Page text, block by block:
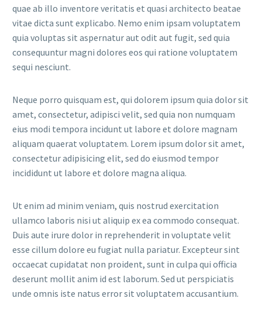
quae ab illo inventore veritatis et quasi architecto beatae
vitae dicta sunt explicabo. Nemo enim ipsam voluptatem
quia voluptas sit aspernatur aut odit aut fugit, sed quia
consequuntur magni dolores eos qui ratione voluptatem
sequi nesciunt.
Neque porro quisquam est, qui dolorem ipsum quia dolor sit
amet, consectetur, adipisci velit, sed quia non numquam
eius modi tempora incidunt ut labore et dolore magnam
aliquam quaerat voluptatem. Lorem ipsum dolor sit amet,
consectetur adipisicing elit, sed do eiusmod tempor
incididunt ut labore et dolore magna aliqua.
Ut enim ad minim veniam, quis nostrud exercitation
ullamco laboris nisi ut aliquip ex ea commodo consequat.
Duis aute irure dolor in reprehenderit in voluptate velit
esse cillum dolore eu fugiat nulla pariatur. Excepteur sint
occaecat cupidatat non proident, sunt in culpa qui officia
deserunt mollit anim id est laborum. Sed ut perspiciatis
unde omnis iste natus error sit voluptatem accusantium.